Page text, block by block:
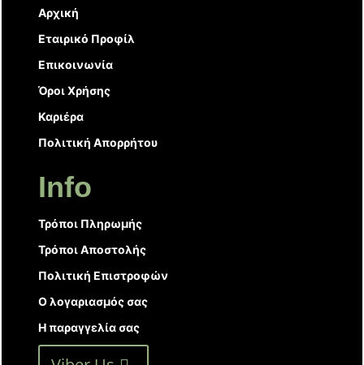
Αρχική
Εταιρικό Προφίλ
Επικοινωνία
Όροι Χρήσης
Καριέρα
Πολιτική Απορρήτου
Info
Τρόποι Πληρωμής
Τρόποι Αποστολής
Πολιτική Επιστροφών
Ο λογαριασμός σας
Η παραγγελία σας